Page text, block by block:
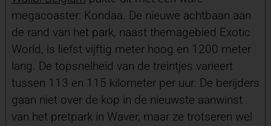
megacoaster: Kondaa. De nieuwe achtbaan aan
de rand van het park, naast themagebied Exotic
World, is liefst vijftig meter hoog en 1200 meter
lang. De topsnelheid van de treintjes varieert
tussen 113 en 115 kilometer per uur. De berijders
gaan niet over de kop in de nieuwste aanwinst
van het pretpark in Waver, maar ze trotseren wel